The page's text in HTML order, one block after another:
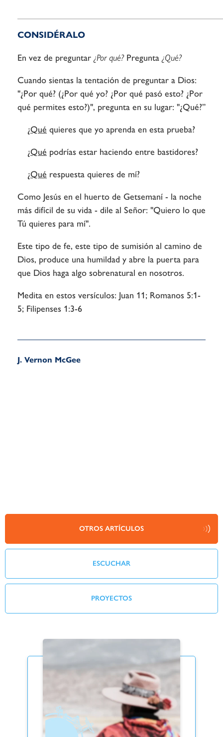
CONSIDÉRALO
En vez de preguntar ¿Por qué?Pregunta ¿Qué?
Cuando sientas la tentación de preguntar a Dios:
"¿Por qué? (¿Por qué yo? ¿Por qué pasó esto? ¿Por
qué permites esto?)", pregunta en su lugar: "¿Qué?”
¿Qué quieres que yo aprenda en esta prueba?
¿Qué podrías estar haciendo entre bastidores?
¿Qué respuesta quieres de mí?
Como Jesús en el huerto de Getsemaní - la noche
más difícil de su vida - dile al Señor: "Quiero lo que
Tú quieres para mí".
Este tipo de fe, este tipo de sumisión al camino de
Dios, produce una humildad y abre la puerta para
que Dios haga algo sobrenatural en nosotros.
Medita en estos versículos: Juan 11; Romanos 5:1-
5; Filipenses 1:3-6
J. Vernon McGee
OTROS ARTÍCULOS
ESCUCHAR
PROYECTOS